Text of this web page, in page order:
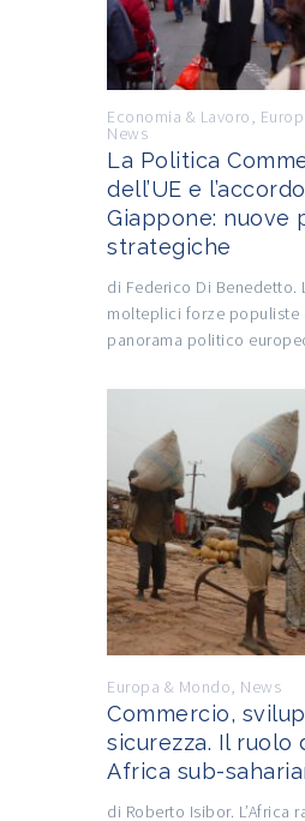
Economia & Lavoro,
News
La Politica
dell’UE e
Giappone: nuove
strategiche
di Federico Di Benedetto.
molteplici forze populiste
panorama politico
Europa & Mondo, News
Commercio,
sicurezza. Il ruolo
Africa sub-
di Roberto Isibor. L’Africa